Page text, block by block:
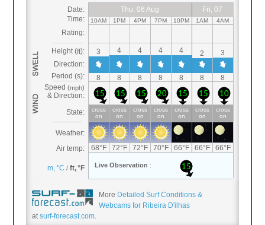
More Detailed Surf Conditions &
Webcams for Ribeira D'ilhas
atsurf-forecast.com.